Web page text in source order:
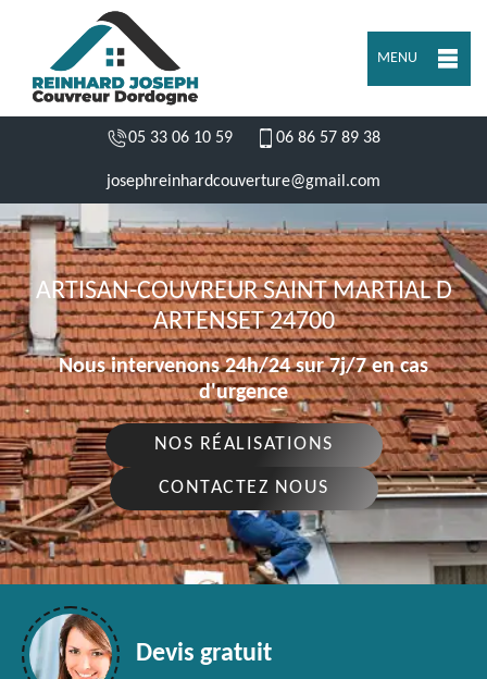
MENU
05 33 06 10 59 06 86 57 89 38
josephreinhardcouverture@gmail.com
ARTISAN-COUVREUR SAINT MARTIAL D
ARTENSET 24700
Nous intervenons 24h/24 sur 7j/7 en cas
d'urgence
NOS RÉALISATIONS
CONTACTEZ NOUS
Devis gratuit